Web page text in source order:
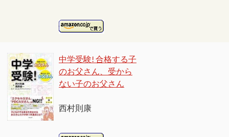
中学受験! 合格する子
のお父さん、受から
ない子のお父さん
西村則康